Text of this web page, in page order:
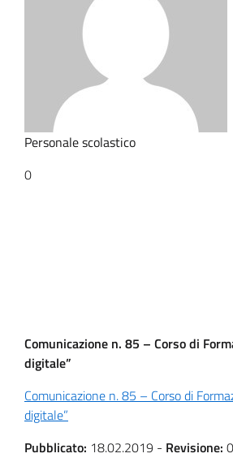
Personale scolastico
0
Comunicazione n. 85 – Corso di
digitale”
Comunicazione n. 85 – Corso di
digitale”
Pubblicato: 18.02.2019 - Revisione: